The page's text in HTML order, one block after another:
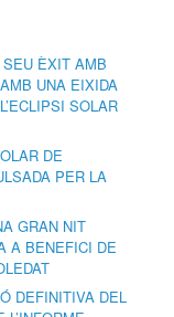
SEU ÈXIT AMB
UNA EIXIDA
SOLAR
DE
PER LA
GRAN NIT
A BENEFICI DE
DEFINITIVA DEL